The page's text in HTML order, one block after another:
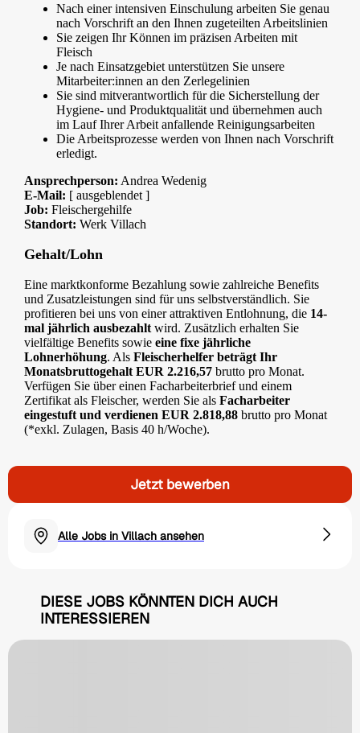
Nach einer intensiven Einschulung arbeiten Sie genau
nach Vorschrift an den Ihnen zugeteilten Arbeitslinien
Sie zeigen Ihr Können im präzisen Arbeiten mit
Fleisch
Je nach Einsatzgebiet unterstützen Sie unsere
Mitarbeiter:innen an den Zerlegelinien
Sie sind mitverantwortlich für die Sicherstellung der
Hygiene- und Produktqualität und übernehmen auch
im Lauf Ihrer Arbeit anfallende Reinigungsarbeiten
Die Arbeitsprozesse werden von Ihnen nach Vorschrift
erledigt.
Ansprechperson: Andrea Wedenig
E-Mail: [ ausgeblendet ]
Job: Fleischergehilfe
Standort: Werk Villach
Gehalt/Lohn
Eine marktkonforme Bezahlung sowie zahlreiche Benefits
und Zusatzleistungen sind für uns selbstverständlich. Sie
profitieren bei uns von einer attraktiven Entlohnung, die 14-
mal jährlich ausbezahlt wird. Zusätzlich erhalten Sie
vielfältige Benefits sowie eine fixe jährliche
Lohnerhöhung. Als Fleischerhelfer beträgt Ihr
Monatsbruttogehalt EUR 2.216,57 brutto pro Monat.
Verfügen Sie über einen Facharbeiterbrief und einem
Zertifikat als Fleischer, werden Sie als Facharbeiter
eingestuft und verdienen EUR 2.818,88 brutto pro Monat
(*exkl. Zulagen, Basis 40 h/Woche).
Jetzt bewerben
Alle Jobs in Villach ansehen
DIESE JOBS KÖNNTEN DICH AUCH
INTERESSIEREN